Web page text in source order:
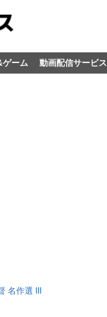
ゲーム 動画配信サービス
名作選 III